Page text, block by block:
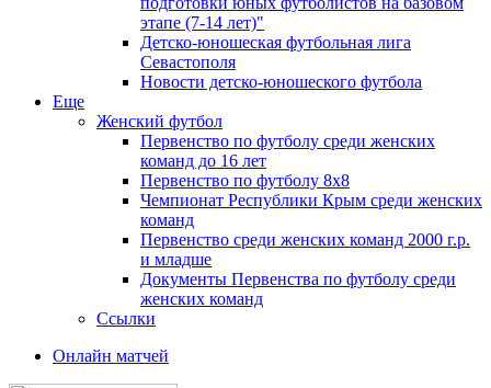
этапе (7-14 лет)"
Детско-юношеская футбольная лига
Севастополя
Новости детско-юношеского футбола
Еще
Женский футбол
Первенство по футболу среди женских
команд до 16 лет
Первенство по футболу 8х8
Чемпионат Республики Крым среди женских
команд
Первенство среди женских команд 2000 г.р.
и младше
Документы Первенства по футболу среди
женских команд
Ссылки
Онлайн матчей